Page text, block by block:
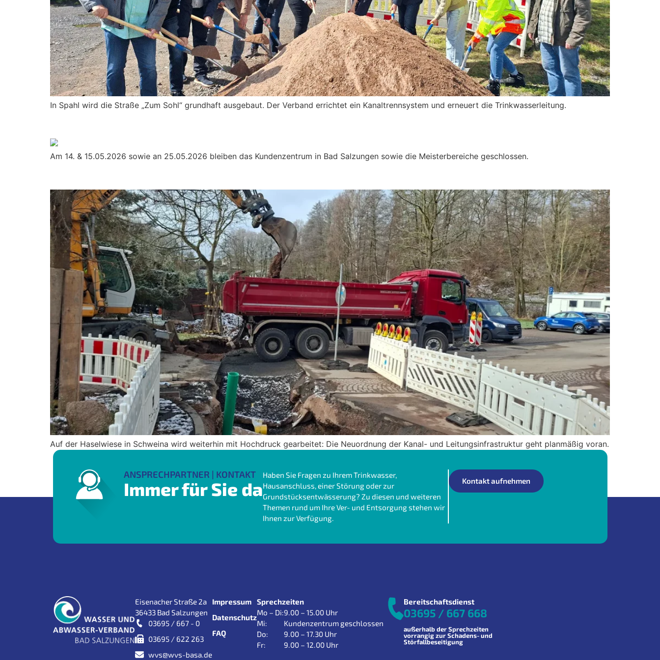
In Spahl wird die Straße „Zum Sohl“ grundhaft ausgebaut. Der Verband errichtet ein Kanaltrennsystem und erneuert die Trinkwasserleitung.
Am 14. & 15.05.2026 sowie an 25.05.2026 bleiben das Kundenzentrum in Bad Salzungen sowie die Meisterbereiche geschlossen.
Auf der Haselwiese in Schweina wird weiterhin mit Hochdruck gearbeitet: Die Neuordnung der Kanal- und Leitungsinfrastruktur geht planmäßig voran.
ANSPRECHPARTNER | KONTAKT
Immer für Sie da
Haben Sie Fragen zu Ihrem Trinkwasser,
Hausanschluss, einer Störung oder zur
Grundstücksentwässerung? Zu diesen und weiteren
Themen rund um Ihre Ver- und Entsorgung stehen wir
Ihnen zur Verfügung.
Kontakt aufnehmen
Eisenacher Straße 2a
36433 Bad Salzungen
03695 / 667 - 0
03695 / 622 263
wvs@wvs-basa.de
Impressum
Datenschutz
FAQ
Sprechzeiten
Mo – Di:
Mi:
Do:
Fr:
9.00 – 15.00 Uhr
Kundenzentrum geschlossen
9.00 – 17.30 Uhr
9.00 – 12.00 Uhr
Bereitschaftsdienst
03695 / 667 668
außerhalb der Sprechzeiten
vorrangig zur Schadens- und
Störfallbeseitigung